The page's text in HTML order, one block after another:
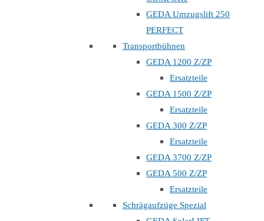
GEDA Umzugslift 250
PERFECT
Transportbühnen
GEDA 1200 Z/ZP
Ersatzteile
GEDA 1500 Z/ZP
Ersatzteile
GEDA 300 Z/ZP
Ersatzteile
GEDA 3700 Z/ZP
GEDA 500 Z/ZP
Ersatzteile
Schrägaufzüge Spezial